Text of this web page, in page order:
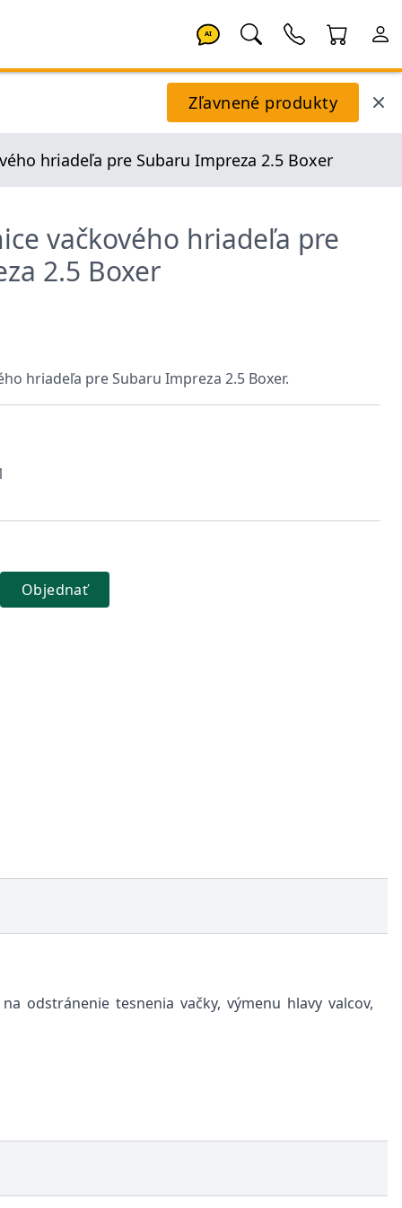
AI
Zľavnené produkty
hriadeľa pre Subaru Impreza 2.5 Boxer
vačkového hriadeľa pre
2.5 Boxer
hriadeľa pre Subaru Impreza 2.5 Boxer.
Objednať
odstránenie tesnenia vačky, výmenu hlavy valcov,